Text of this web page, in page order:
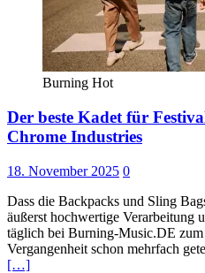
Burning Hot
Der beste Kadet für
Chrome Industries
18. November 2025 0
Dass die Backpacks und Sling
äußerst hochwertige Verarbeitung
täglich bei Burning-Music.DE
Vergangenheit schon mehrfach
[…]